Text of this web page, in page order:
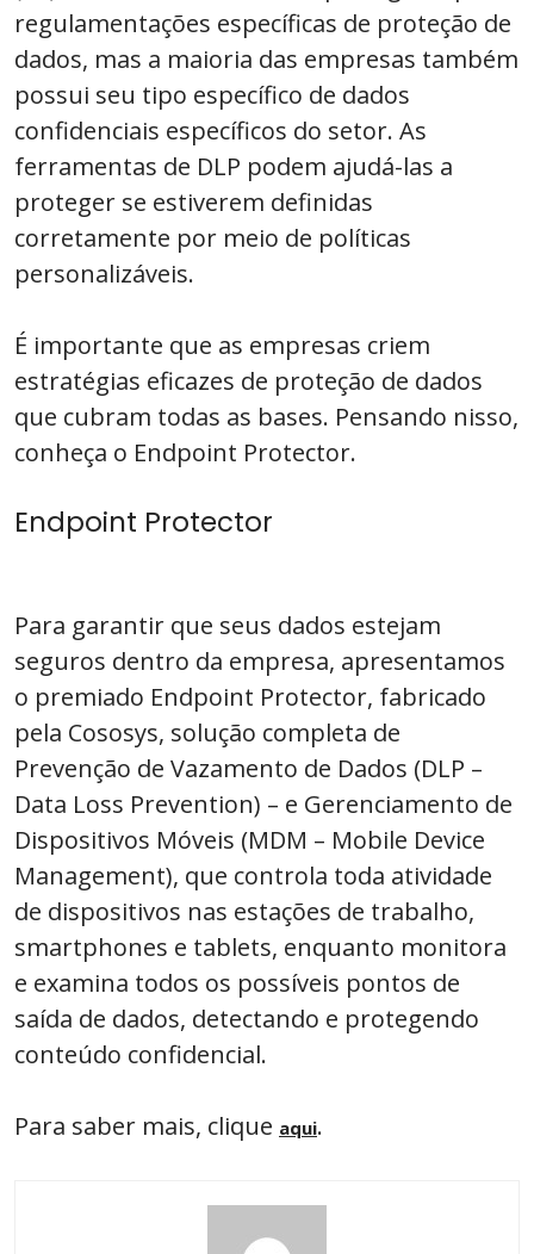
regulamentações específicas de proteção de
dados, mas a maioria das empresas também
possui seu tipo específico de dados
confidenciais específicos do setor. As
ferramentas de DLP podem ajudá-las a
proteger se estiverem definidas
corretamente por meio de políticas
personalizáveis.
É importante que as empresas criem
estratégias eficazes de proteção de dados
que cubram todas as bases. Pensando nisso,
conheça o Endpoint Protector.
Endpoint Protector
Para garantir que seus dados estejam
seguros dentro da empresa, apresentamos
o premiado Endpoint Protector, fabricado
pela Cososys, solução completa de
Prevenção de Vazamento de Dados (DLP –
Data Loss Prevention) – e Gerenciamento de
Dispositivos Móveis (MDM – Mobile Device
Management), que controla toda atividade
de dispositivos nas estações de trabalho,
smartphones e tablets, enquanto monitora
e examina todos os possíveis pontos de
saída de dados, detectando e protegendo
conteúdo confidencial.
Para saber mais, clique aqui.